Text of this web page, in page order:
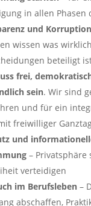
in allen Phasen
und
wissen was
beteiligt
frei,
sein. Wir sind
und für ein
freiwilliger
und
– Privatsphäre
verteidigen
im Berufsleben–
abschaffen,